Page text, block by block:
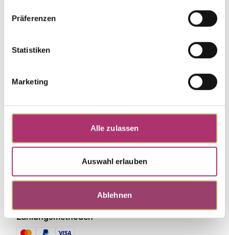
Präferenzen
Statistiken
Marketing
Alle zulassen
Auswahl erlauben
Ablehnen
Zahlungsmethoden